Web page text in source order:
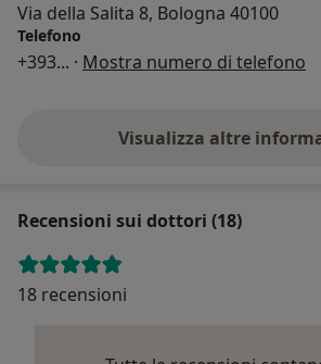
Via della Salita 8, Bologna 40100
Telefono
+393... · Mostra numero di telefono
Visualizza altre
Recensioni sui dottori (18)
18 recensioni